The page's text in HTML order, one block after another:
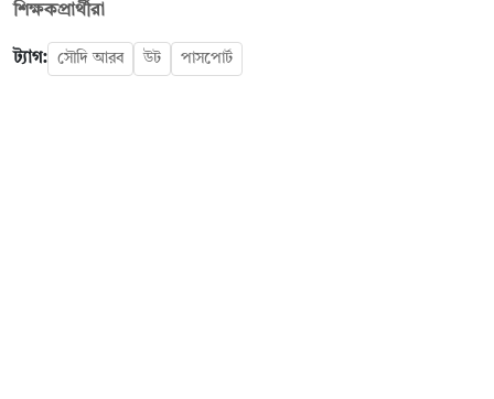
শিক্ষকপ্রার্থীরা
ট্যাগ: সৌদি আরব উট পাসপোর্ট